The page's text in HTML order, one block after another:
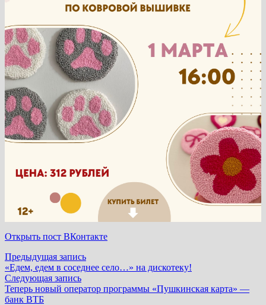
Открыть пост ВКонтакте
Навигация
по
записям
Предыдущая записьПредыдущая
запись:
«Едем, едем в соседнее село…» на дискотеку!
Следующая записьСледующая
запись:
Теперь новый оператор программы «Пушкинская карта» —
банк ВТБ